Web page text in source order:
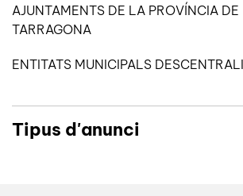
AJUNTAMENTS DE LA PROVÍNCIA DE
TARRAGONA
ENTITATS MUNICIPALS
Tipus d'anunci